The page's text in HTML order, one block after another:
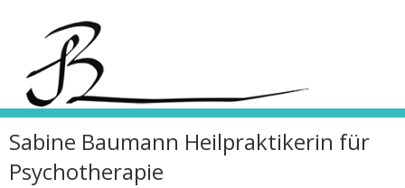
Sabine Baumann Heilpraktikerin für
Psychotherapie